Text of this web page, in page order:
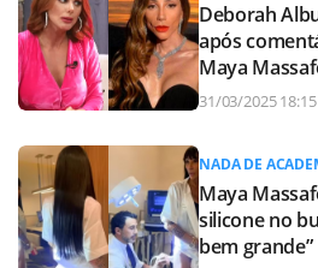
Deborah
após
Maya
31/03/2025 18:15
NADA DE
Maya
silicone no
bem grande”